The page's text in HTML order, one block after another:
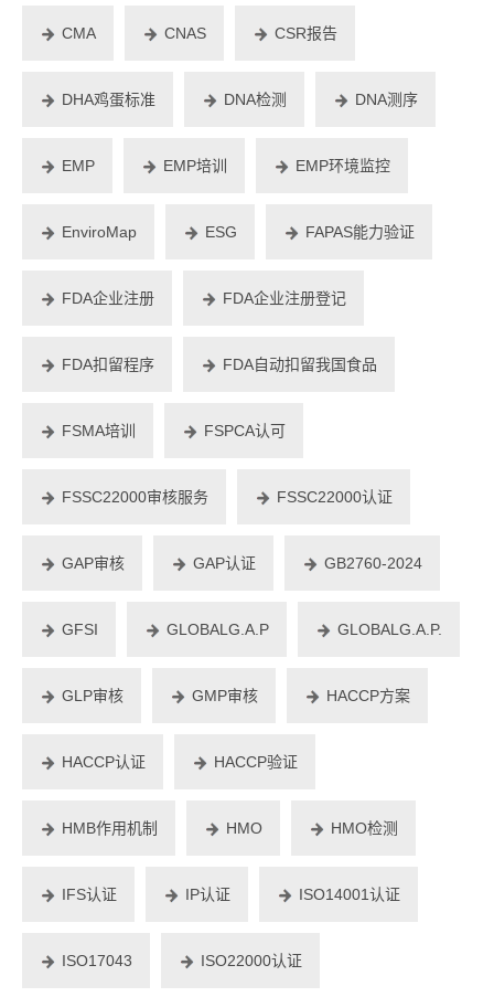
CMA CNAS CSR报告
DHA鸡蛋标准 DNA检测 DNA测序
EMP EMP培训 EMP环境监控
EnviroMap ESG FAPAS能力验证
FDA企业注册 FDA企业注册登记
FDA扣留程序 FDA自动扣留我国食品
FSMA培训 FSPCA认可
FSSC22000审核服务 FSSC22000认证
GAP审核 GAP认证 GB2760-2024
GFSI GLOBALG.A.P GLOBALG.A.P.
GLP审核 GMP审核 HACCP方案
HACCP认证 HACCP验证
HMB作用机制 HMO HMO检测
IFS认证 IP认证 ISO14001认证
ISO17043 ISO22000认证